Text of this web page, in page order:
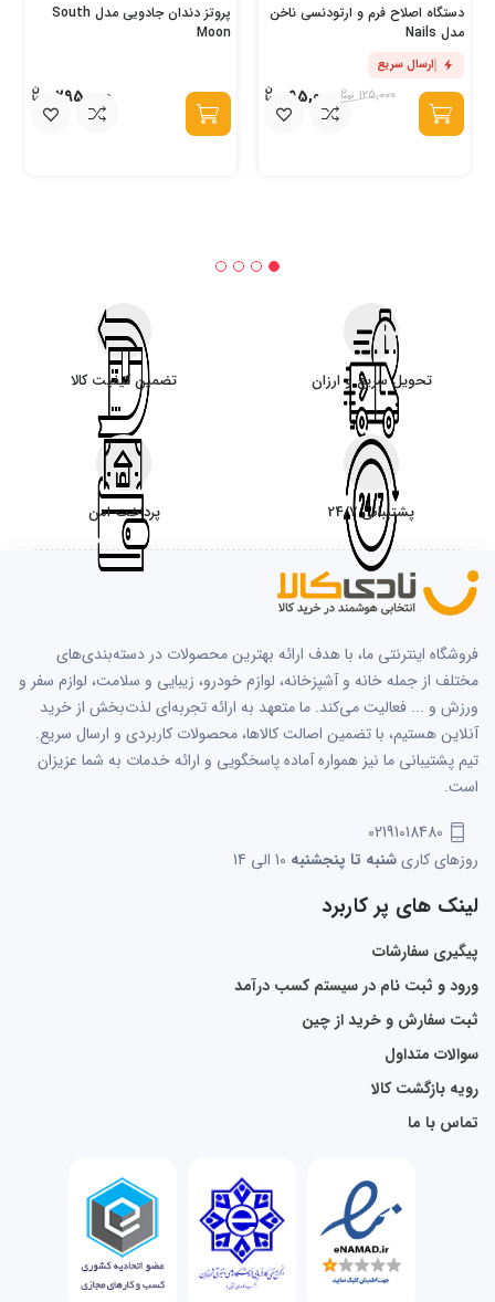
دستگاه اصلاح فرم و ارتودنسی ناخن
مدل Nails
ارسال سریع
125,000
95,000
پروتز دندان جادویی مدل South
Moon
295,000
تحویل سریع و ارزان تضمین کیفیت کالا
پشتیبانی 24/7 پرداخت امن
فروشگاه اینترنتی ما، با هدف ارائه بهترین محصولات در دسته‌بندی‌های
مختلف از جمله خانه و آشپزخانه، لوازم خودرو، زیبایی و سلامت، لوازم سفر و
ورزش و ... فعالیت می‌کند. ما متعهد به ارائه تجربه‌ای لذت‌بخش از خرید
آنلاین هستیم، با تضمین اصالت کالاها، محصولات کاربردی و ارسال سریع.
تیم پشتیبانی ما نیز همواره آماده پاسخگویی و ارائه خدمات به شما عزیزان
است.
02191018480
روزهای کاریشنبه تا پنجشنبه
لینک های پر کاربرد
پیگیری سفارشات
ورود و ثبت نام در سیستم کسب درآمد
ثبت سفارش و خرید از چین
سوالات متداول
رویه بازگشت کالا
تماس با ما